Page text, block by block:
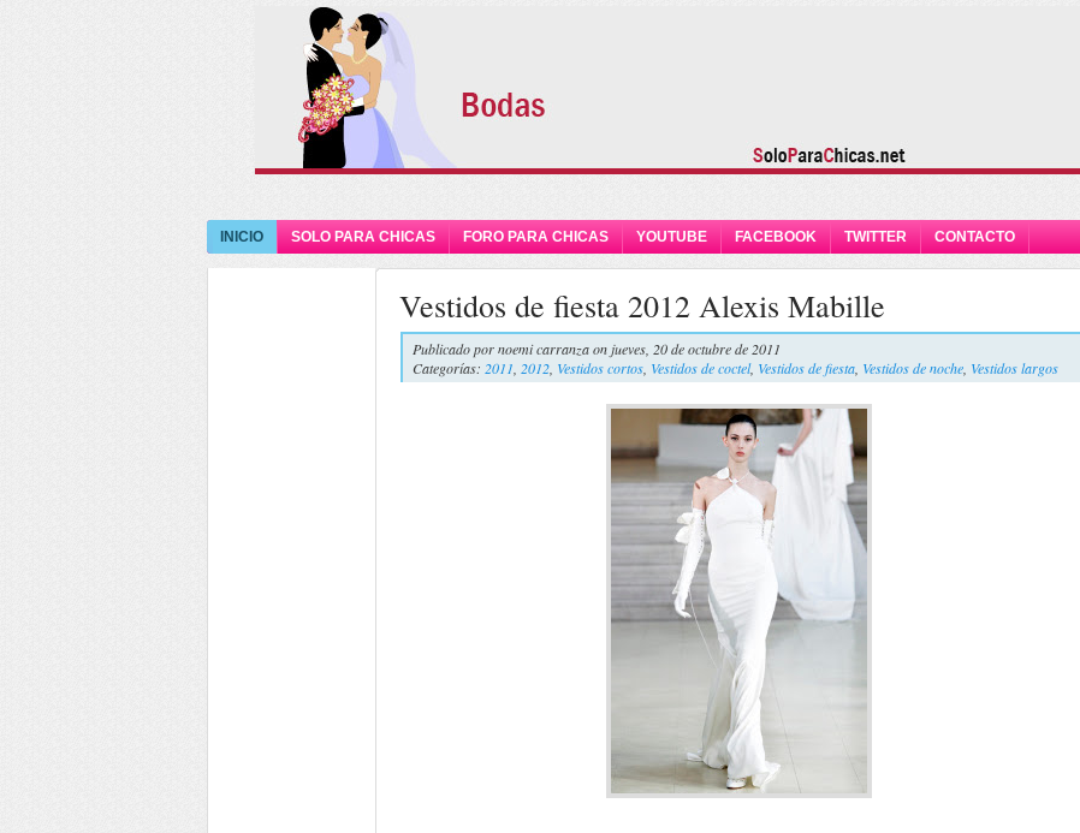
INICIO SOLO PARA CHICAS FORO PARA CHICAS YOUTUBE FACEBOOK TWITTER CONTACTO
Vestidos de fiesta 2012 Alexis Mabille
Publicado pornoemi carranzaon jueves, 20 de octubre de 2011
Categorías: 2011 2012 Vestidos cortos Vestidos de coctel, Vestidos de fiesta Vestidos de noche Vestidos largos